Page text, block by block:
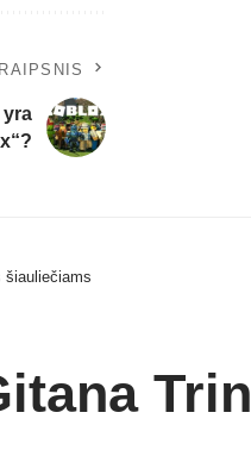
yra
šiauliečiams